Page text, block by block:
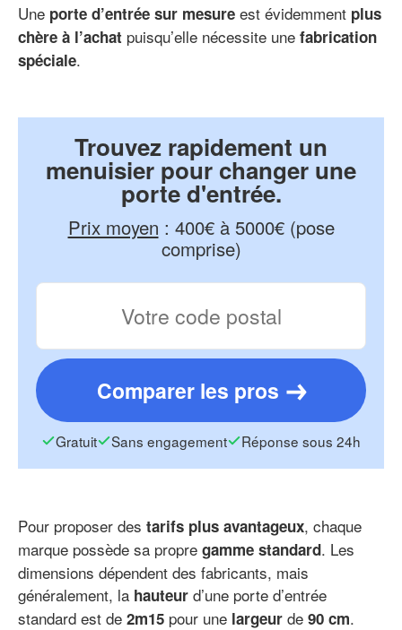
Une porte d’entrée sur mesure est évidemment plus
chère à l’achat puisqu’elle nécessite une fabrication
spéciale.
Trouvez rapidement un
menuisier pour changer une
porte d'entrée.
Prix moyen : 400€ à 5000€ (pose
comprise)
Comparer les pros
Gratuit Sans engagement Réponse sous 24h
Pour proposer des tarifs plus avantageux, chaque
marque possède sa propre gamme standard. Les
dimensions dépendent des fabricants, mais
généralement, la hauteur d’une porte d’entrée
standard est de 2m15 pour une largeur de 90 cm.